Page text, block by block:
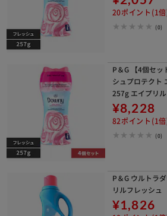
20ポイント(1
(0)
P＆G 【4個セッ
シュプロテクト
257g エイプリ
¥8,228
82ポイント(1
(0)
P＆G ウルトラ
リルフレッシュ
¥1,826